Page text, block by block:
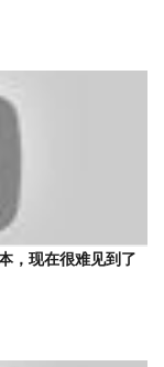
，现在很难见到了